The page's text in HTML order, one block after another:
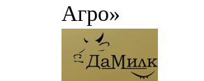
Агро»